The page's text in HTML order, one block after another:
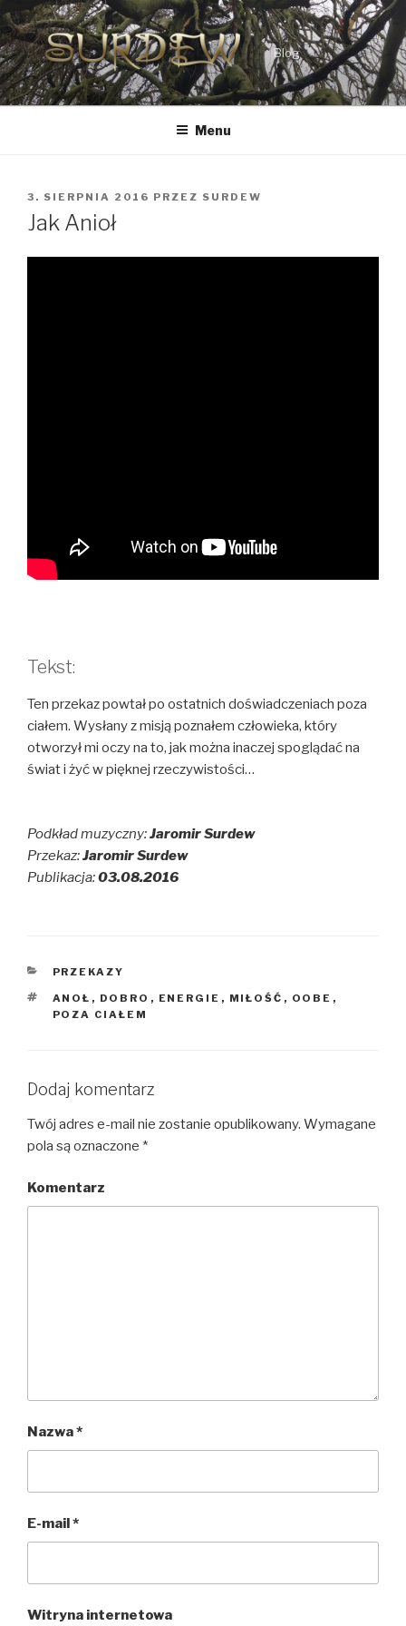
Przejdź
do
treści
Blog
Menu
OPUBLIKOWANE
W
3. SIERPNIA 2016 PRZEZ SURDEW
Jak Anioł
Tekst:
Ten przekaz powtał po ostatnich doświadczeniach poza
ciałem. Wysłany z misją poznałem człowieka, który
otworzył mi oczy na to, jak można inaczej spoglądać na
świat i żyć w pięknej rzeczywistości…
Podkład muzyczny:Jaromir Surdew
Przekaz:Jaromir Surdew
Publikacja:03.08.2016
KATEGORIE
PRZEKAZY
TAGI
ANOŁ , DOBRO , ENERGIE , MIŁOŚĆ , OOBE ,
POZA CIAŁEM
Dodaj komentarz
Twój adres e-mail nie zostanie opublikowany. Wymagane
pola są oznaczone *
Komentarz
Nazwa*
E-mail*
Witryna internetowa